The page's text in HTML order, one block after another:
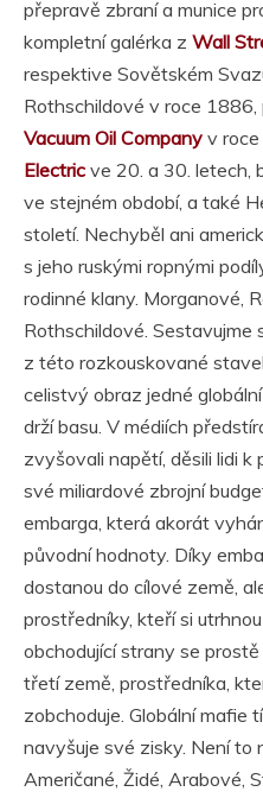
přepravě zbraní a munice
kompletní galérka z Wall
respektive Sovětském
Rothschildové v roce
Vacuum Oil Company v
Electric ve 20. a 30. letech,
ve stejném období, a také
století. Nechyběl ani
s jeho ruskými ropnými
rodinné klany. Morganové,
Rothschildové. Sestavujme
z této rozkouskované
celistvý obraz jedné
drží basu. V médiích
zvyšovali napětí, děsili lidi k
své miliardové zbrojní
embarga, která akorát
původní hodnoty. Díky
dostanou do cílové země,
prostředníky, kteří si
obchodující strany se
třetí země, prostředníka,
zobchoduje. Globální mafie
navyšuje své zisky. Není to
Američané, Židé, Arabové,